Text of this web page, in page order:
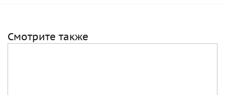
Смотрите также